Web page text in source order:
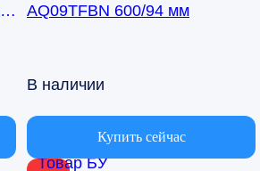
Товар БУ
AQ09TFBN 600/94 мм
В наличии
Купить сейчас